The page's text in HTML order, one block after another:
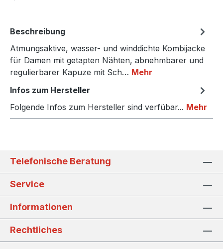
Beschreibung
Atmungsaktive, wasser- und winddichte Kombijacke
für Damen mit getapten Nähten, abnehmbarer und
regulierbarer Kapuze mit Sch… Mehr
Infos zum Hersteller
Folgende Infos zum Hersteller sind verfübar... Mehr
Telefonische Beratung
Service
Informationen
Rechtliches